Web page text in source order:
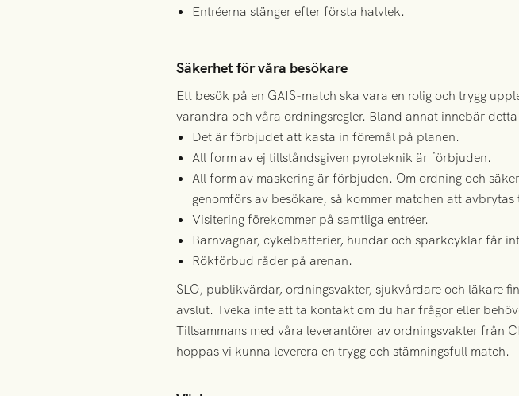
Entréerna stänger efter första halvlek.
Säkerhet för våra besökare
Ett besök på en GAIS-match ska vara en rolig och trygg
varandra och våra ordningsregler. Bland annat innebär
Det är förbjudet att kasta in föremål på planen.
All form av ej tillståndsgiven pyroteknik är förbjuden.
All form av maskering är förbjuden. Om ordning och
genomförs av besökare, så kommer matchen att
Visitering förekommer på samtliga entréer.
Barnvagnar, cykelbatterier, hundar och sparkcyklar får
Rökförbud råder på arenan.
SLO, publikvärdar, ordningsvakter, sjukvårdare och läkare
avslut. Tveka inte att ta kontakt om du har frågor eller
Tillsammans med våra leverantörer av ordningsvakter från
hoppas vi kunna leverera en trygg och stämningsfull match.